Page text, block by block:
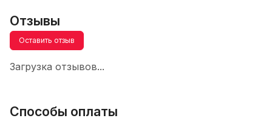
Отзывы
Оставить отзыв
Загрузка отзывов...
Способы оплаты